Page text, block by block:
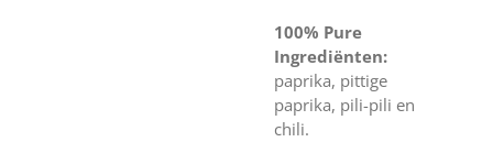
100% Pure
Ingrediënten:
paprika, pittige
paprika, pili-pili en
chili.